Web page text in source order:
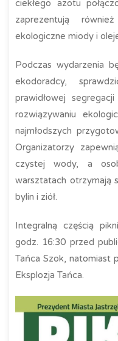
ciekłego azotu
zaprezentują
ekologiczne miody i
Podczas wydarzenia
ekodoradcy,
prawidłowej
rozwiązywaniu
najmłodszych
Organizatorzy
czystej wody, a
warsztatach otrzymają
bylin i ziół.
Integralną częścią
godz. 16:30 przed
Tańca Szok, natomiast
Eksplozja Tańca.